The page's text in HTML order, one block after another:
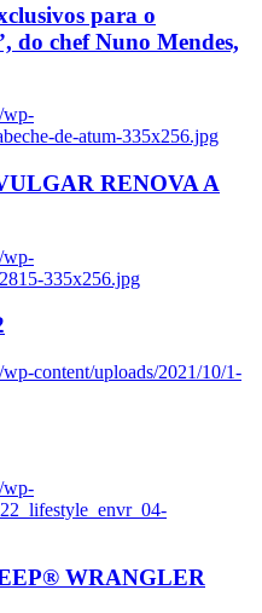
para o
do chef Nuno Mendes,
wp-
de-atum-335x256.jpg
RENOVA A
wp-
335x256.jpg
content/uploads/2021/10/1-
wp-
WRANGLER